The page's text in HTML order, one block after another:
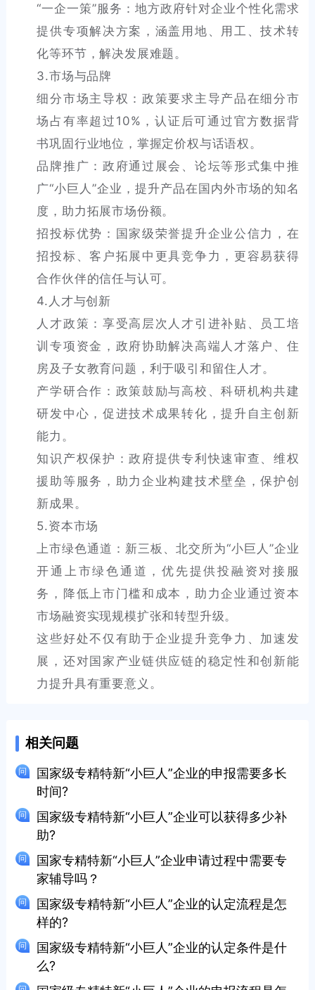
“一企一策”服务：地方政府针对企业个性化需求
提供专项解决方案，涵盖用地、用工、技术转
化等环节，解决发展难题。
3.市场与品牌
细分市场主导权：政策要求主导产品在细分市
场占有率超过10%，认证后可通过官方数据背
书巩固行业地位，掌握定价权与话语权。
品牌推广：政府通过展会、论坛等形式集中推
广“小巨人”企业，提升产品在国内外市场的知名
度，助力拓展市场份额。
招投标优势：国家级荣誉提升企业公信力，在
招投标、客户拓展中更具竞争力，更容易获得
合作伙伴的信任与认可。
4.人才与创新
人才政策：享受高层次人才引进补贴、员工培
训专项资金，政府协助解决高端人才落户、住
房及子女教育问题，利于吸引和留住人才。
产学研合作：政策鼓励与高校、科研机构共建
研发中心，促进技术成果转化，提升自主创新
能力。
知识产权保护：政府提供专利快速审查、维权
援助等服务，助力企业构建技术壁垒，保护创
新成果。
5.资本市场
上市绿色通道：新三板、北交所为“小巨人”企业
开通上市绿色通道，优先提供投融资对接服
务，降低上市门槛和成本，助力企业通过资本
市场融资实现规模扩张和转型升级。
这些好处不仅有助于企业提升竞争力、加速发
展，还对国家产业链供应链的稳定性和创新能
力提升具有重要意义。
相关问题
国家级专精特新“小巨人”企业的申报需要多长
时间?
国家级专精特新“小巨人”企业可以获得多少补
助?
国家专精特新“小巨人”企业申请过程中需要专
家辅导吗？
国家级专精特新“小巨人”企业的认定流程是怎
样的?
国家级专精特新“小巨人”企业的认定条件是什
么?